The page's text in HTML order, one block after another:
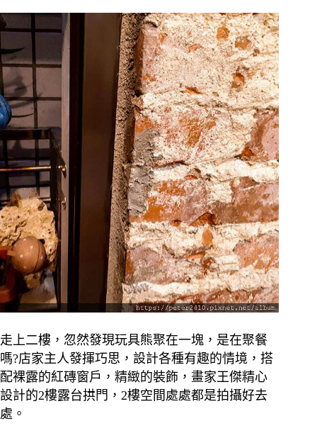
走上二樓，忽然發現玩具熊聚在一塊，是在聚餐
嗎?店家主人發揮巧思，設計各種有趣的情境，搭
配裸露的紅磚窗戶，精緻的裝飾，畫家王傑精心
設計的2樓露台拱門，2樓空間處處都是拍攝好去
處。